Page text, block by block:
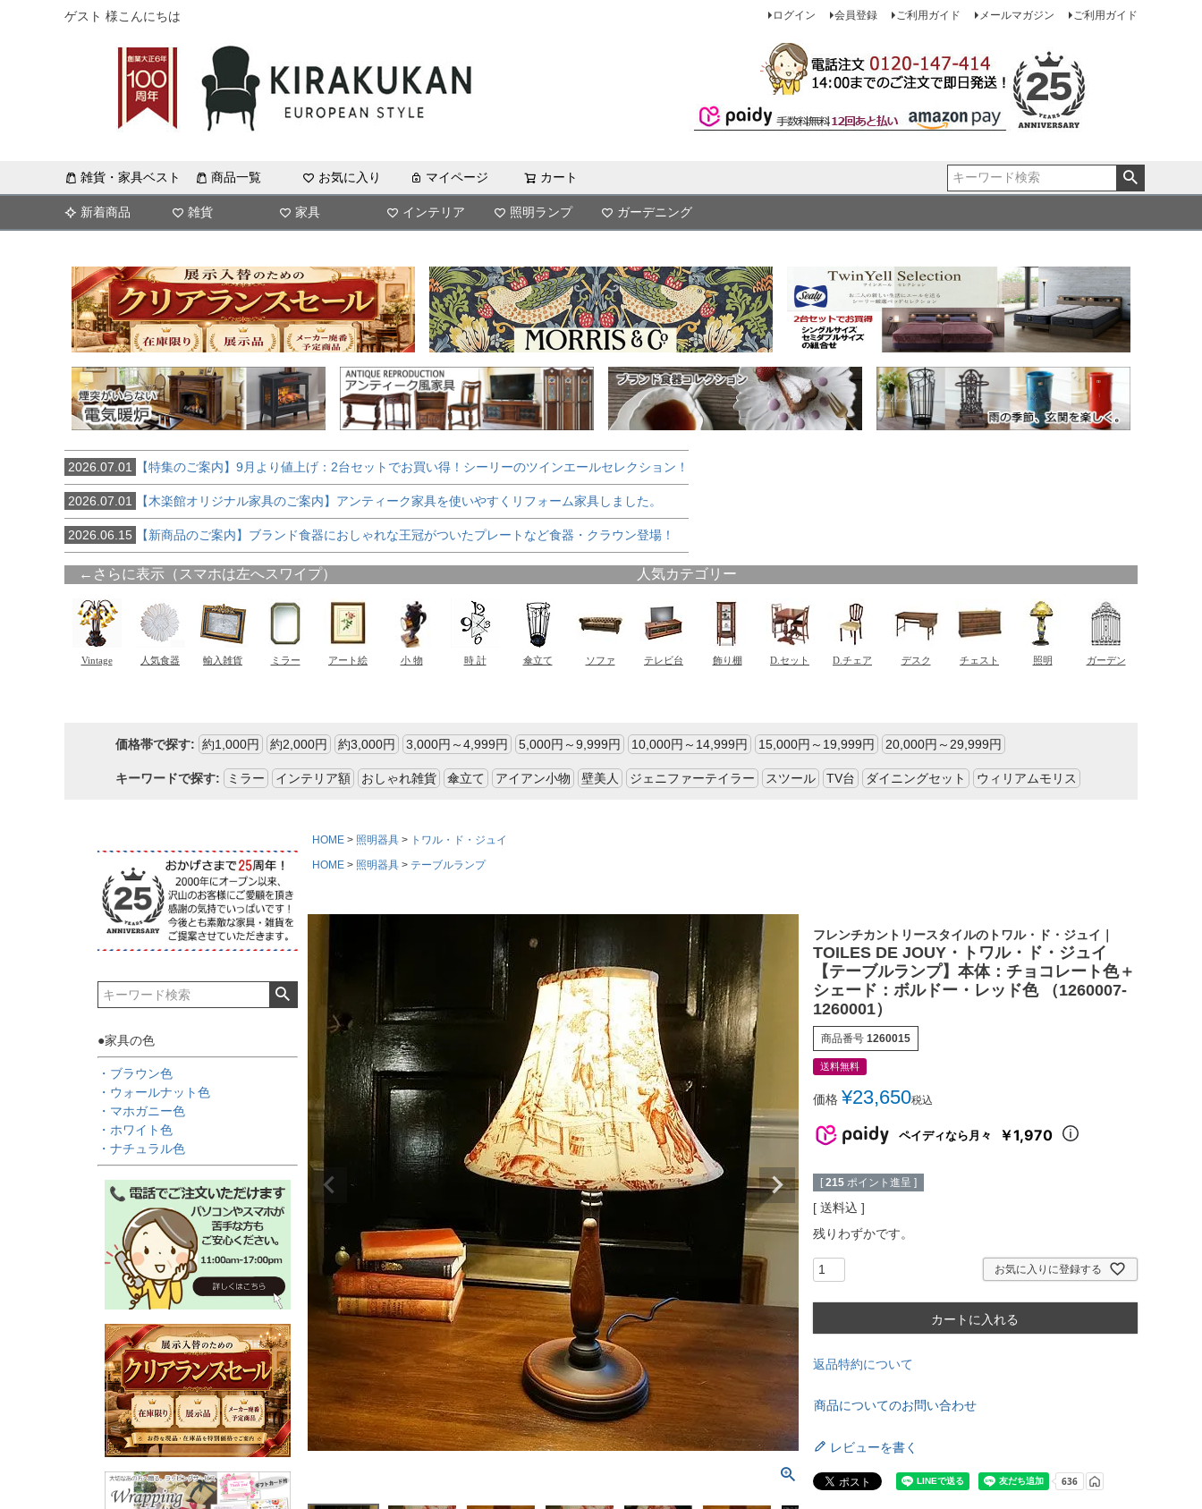
ゲスト 様こんにちは ログイン 会員登録 ご利用ガイド メールマガジン ご利用ガイド
雑貨・家具ベスト 商品一覧 お気に入り マイページ カート
新着商品 雑貨 家具 インテリア 照明ランプ ガーデニング
2026.07.01 【特集のご案内】9月より値上げ：2台セットでお買い得！シーリーのツインエールセレクション！
2026.07.01 【木楽館オリジナル家具のご案内】アンティーク家具を使いやすくリフォーム家具しました。
2026.06.15 【新商品のご案内】ブランド食器におしゃれな王冠がついたプレートなど食器・クラウン登場！
価格帯で探す: 約1,000円 約2,000円 約3,000円 3,000円～4,999円 5,000円～9,999円 10,000円～14,999円 15,000円～19,999円 20,000円～29,999円
キーワードで探す: ミラー インテリア額 おしゃれ雑貨 傘立て アイアン小物 壁美人 ジェニファーテイラー スツール TV台 ダイニングセット ウィリアムモリス
●家具の色
・ブラウン色
・ウォールナット色
・マホガニー色
・ホワイト色
・ナチュラル色
HOME 照明器具
トワル・ド・ジュイ
HOME
照明器具 テーブルランプ
フレンチカントリースタイルのトワル・ド・ジュイ｜
TOILES DE JOUY・トワル・ド・ジュイ
【テーブルランプ】本体：チョコレート色＋
シェード：ボルドー・レッド色 （1260007-
1260001）
商品番号 1260015
送料無料
価格 ¥23,650税込
ペイディなら月々 ￥1,970
[ 215 ポイント進呈 ]
送料込
残りわずかです。
お気に入りに登録する
カートに入れる
返品特約について
商品についてのお問い合わせ
レビューを書く